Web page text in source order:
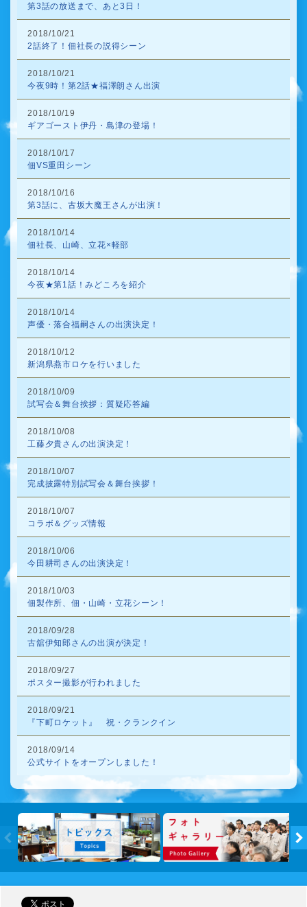
第3話の放送まで、あと3日！
2018/10/21
2話終了！佃社長の説得シーン
2018/10/21
今夜9時！第2話★福澤朗さん出演
2018/10/19
ギアゴースト伊丹・島津の登場！
2018/10/17
佃VS重田シーン
2018/10/16
第3話に、古坂大魔王さんが出演！
2018/10/14
佃社長、山崎、立花×軽部
2018/10/14
今夜★第1話！みどころを紹介
2018/10/14
声優・落合福嗣さんの出演決定！
2018/10/12
新潟県燕市ロケを行いました
2018/10/09
試写会＆舞台挨拶：質疑応答編
2018/10/08
工藤夕貴さんの出演決定！
2018/10/07
完成披露特別試写会＆舞台挨拶！
2018/10/07
コラボ＆グッズ情報
2018/10/06
今田耕司さんの出演決定！
2018/10/03
佃製作所、佃・山崎・立花シーン！
2018/09/28
古舘伊知郎さんの出演が決定！
2018/09/27
ポスター撮影が行われました
2018/09/21
『下町ロケット』 祝・クランクイン
2018/09/14
公式サイトをオープンしました！
トピッ
←